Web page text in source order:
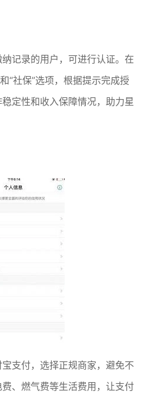
记录的用户，可进行认证。在
“社保”选项，根据提示完成授
定性和收入保障情况，助力星
支付，选择正规商家，避免不
、燃气费等生活费用，让支付